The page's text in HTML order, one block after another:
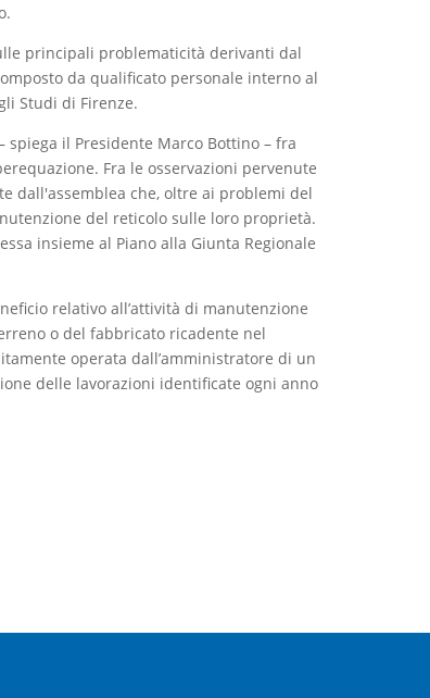
principali problematicità derivanti dal
da qualificato personale interno al
Studi di Firenze.
il Presidente Marco Bottino – fra
Fra le osservazioni pervenute
dall'assemblea che, oltre ai problemi del
del reticolo sulle loro proprietà.
insieme al Piano alla Giunta Regionale
relativo all’attività di manutenzione
o del fabbricato ricadente nel
operata dall’amministratore di un
delle lavorazioni identificate ogni anno